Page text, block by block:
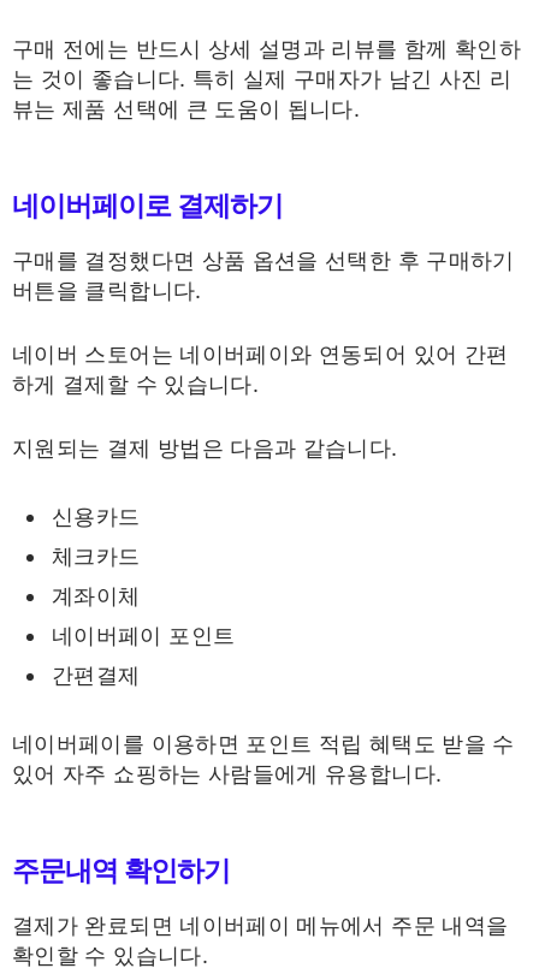
구매 전에는 반드시 상세 설명과 리뷰를 함께 확인하
는 것이 좋습니다. 특히 실제 구매자가 남긴 사진 리
뷰는 제품 선택에 큰 도움이 됩니다.
네이버페이로 결제하기
구매를 결정했다면 상품 옵션을 선택한 후 구매하기
버튼을 클릭합니다.
네이버 스토어는 네이버페이와 연동되어 있어 간편
하게 결제할 수 있습니다.
지원되는 결제 방법은 다음과 같습니다.
신용카드
체크카드
계좌이체
네이버페이 포인트
간편결제
네이버페이를 이용하면 포인트 적립 혜택도 받을 수
있어 자주 쇼핑하는 사람들에게 유용합니다.
주문내역 확인하기
결제가 완료되면 네이버페이 메뉴에서 주문 내역을
확인할 수 있습니다.